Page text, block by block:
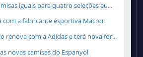
iguais para quatro seleções eu...
com a fabricante esportiva Macron
renova com a Adidas e terá nova for...
novas camisas do Espanyol